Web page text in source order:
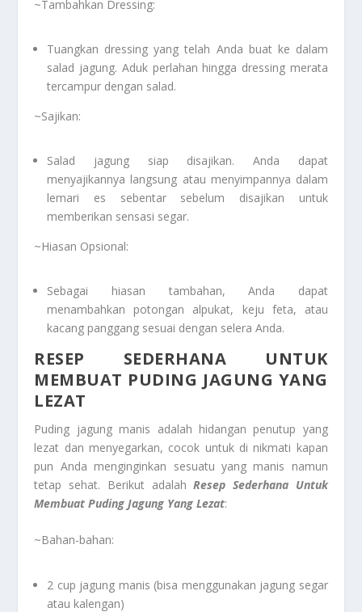
~Tambahkan Dressing:
Tuangkan dressing yang telah Anda buat ke dalam
salad jagung. Aduk perlahan hingga dressing merata
tercampur dengan salad.
~Sajikan:
Salad jagung siap disajikan. Anda dapat
menyajikannya langsung atau menyimpannya dalam
lemari es sebentar sebelum disajikan untuk
memberikan sensasi segar.
~Hiasan Opsional:
Sebagai hiasan tambahan, Anda dapat
menambahkan potongan alpukat, keju feta, atau
kacang panggang sesuai dengan selera Anda.
RESEP SEDERHANA UNTUK
MEMBUAT PUDING JAGUNG YANG
LEZAT
Puding jagung manis adalah hidangan penutup yang
lezat dan menyegarkan, cocok untuk di nikmati kapan
pun Anda menginginkan sesuatu yang manis namun
tetap sehat. Berikut adalahResep Sederhana Untuk
Membuat Puding Jagung Yang Lezat:
~Bahan-bahan:
2 cup jagung manis (bisa menggunakan jagung segar
atau kalengan)